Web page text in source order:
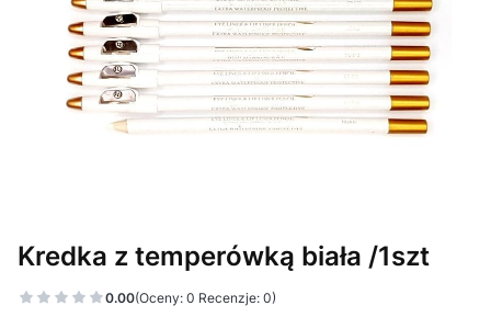
Kredka z temperówką biała /1szt
0.00(Oceny: 0 Recenzje: 0)